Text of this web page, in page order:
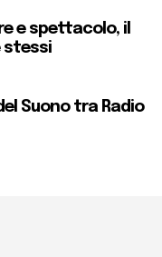
e spettacolo, il
stessi
Suono tra Radio